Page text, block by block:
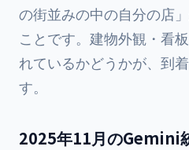
の街並みの中の自分の店
ことです。建物外観・看
れているかどうかが、到
す。
2025年11月のGemini